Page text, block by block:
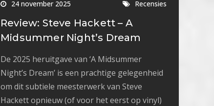
24 november 2025 Recensies
Review: Steve Hackett – A
Midsummer Night’s Dream
De 2025 heruitgave van ‘A Midsummer
Night’s Dream’ is een prachtige gelegenheid
om dit subtiele meesterwerk van Steve
Hackett opnieuw (of voor het eerst op vinyl)